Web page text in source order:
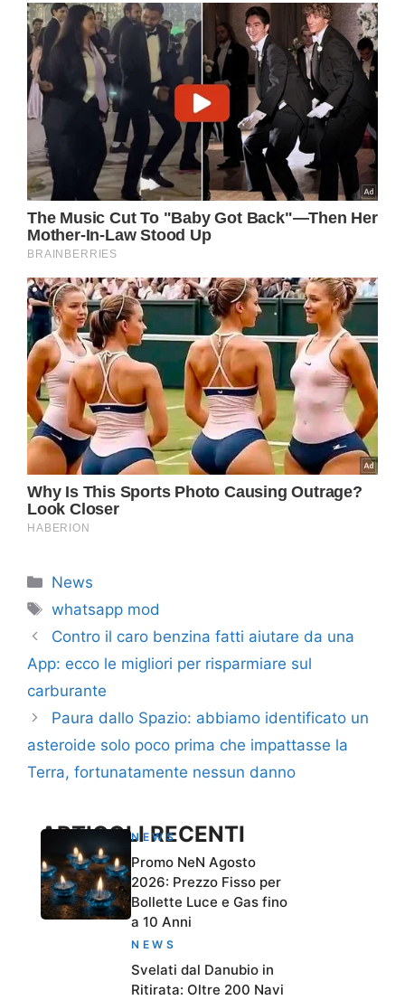
Categorie
News
Tag
whatsapp mod
Contro il caro benzina fatti aiutare da una
App: ecco le migliori per risparmiare sul
carburante
Paura dallo Spazio: abbiamo identificato un
asteroide solo poco prima che impattasse la
Terra, fortunatamente nessun danno
ARTICOLI RECENTI
NEWS
Promo NeN Agosto
2026: Prezzo Fisso per
Bollette Luce e Gas fino
a 10 Anni
NEWS
Svelati dal Danubio in
Ritirata: Oltre 200 Navi